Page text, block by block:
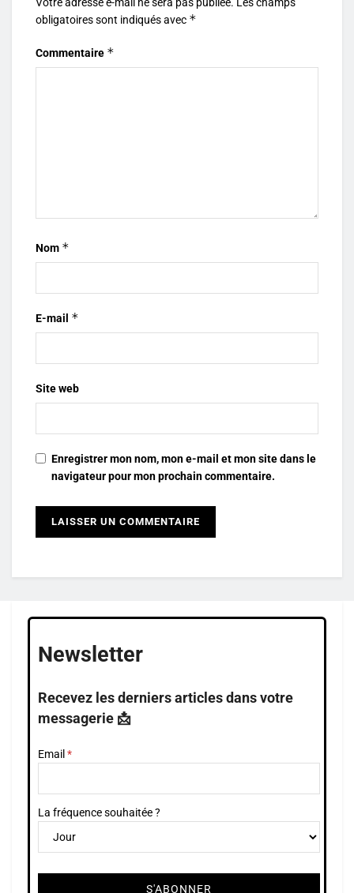
obligatoires sont indiqués avec *
Commentaire *
Nom *
E-mail *
Site web
Enregistrer mon nom, mon e-mail et mon site dans le
navigateur pour mon prochain commentaire.
Newsletter
Recevez les derniers articles dans votre
messagerie 📩
Email
La fréquence souhaitée ?